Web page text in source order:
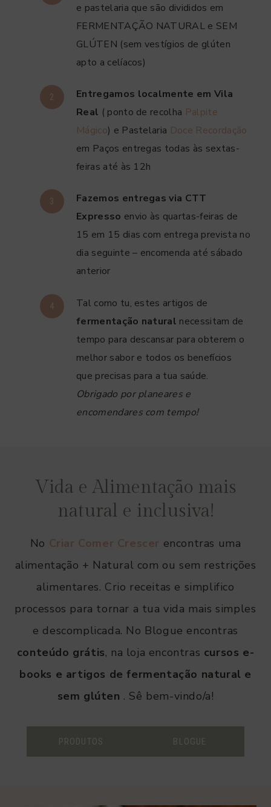
e pastelaria que são divididos em
FERMENTAÇÃO NATURAL e SEM
GLÚTEN (sem vestígios de glúten
apto a celíacos)
Entregamos localmente em Vila
Real ( ponto de recolha Palpite
Mágico) e Pastelaria Doce Recordação
em Paços entregas todas às sextas-
feiras até às 12h
Fazemos entregas via CTT
Expresso envio às quartas-feiras de
15 em 15 dias com entrega prevista no
dia seguinte – encomenda até sábado
anterior
Tal como tu, estes artigos de
fermentação natural necessitam de
tempo para descansar para obterem o
melhor sabor e todos os benefícios
que precisas para a tua saúde.
Obrigado por planeares e
encomendares com tempo!
Vida e Alimentação mais
natural e inclusiva!
No Criar Comer Crescer encontras uma
alimentação + Natural com ou sem restrições
alimentares. Crio receitas e simplifico
processos para tornar a tua vida mais simples
e descomplicada. No Blogue encontras
conteúdo grátis, na loja encontras cursos e-
books e artigos de fermentação natural e
sem glúten . Sê bem-vindo/a!
PRODUTOS BLOGUE